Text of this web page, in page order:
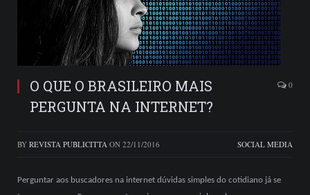
O QUE O BRASILEIRO MAIS
PERGUNTA NA INTERNET?
0
BY REVISTA PUBLICITTA ON 22/11/2016 SOCIAL MEDIA
Perguntar aos buscadores na internet dúvidas simples do cotidiano já se